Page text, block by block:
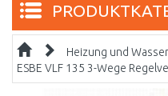
Heizung und
ESBE VLF 135 3-Wege